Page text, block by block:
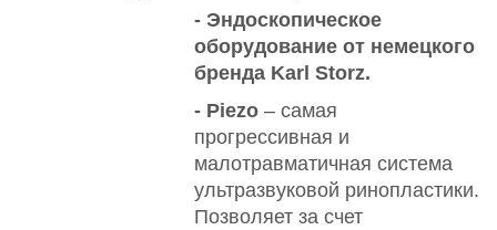
- Эндоскопическое
оборудование от немецкого
бренда Karl Storz.
- Piezo – самая
прогрессивная и
малотравматичная система
ультразвуковой ринопластики.
Позволяет за счет